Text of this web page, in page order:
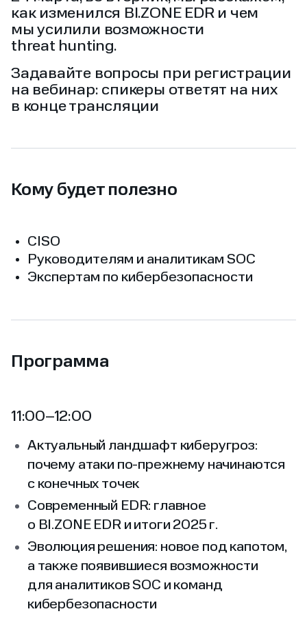
как изменился BI.ZONE EDR и чем
мы усилили возможности
threat hunting.
Задавайте вопросы при регистрации
на вебинар: спикеры ответят на них
в конце трансляции
Кому будет полезно
CISO
Руководителям и аналитикам SOC
Экспертам по кибербезопасности
Программа
11:00–12:00
Актуальный ландшафт киберугроз:
почему атаки по‑прежнему начинаются
с конечных точек
Современный EDR: главное
о BI.ZONE EDR и итоги 2025 г.
Эволюция решения: новое под капотом,
а также появившиеся возможности
для аналитиков SOC и команд
кибербезопасности